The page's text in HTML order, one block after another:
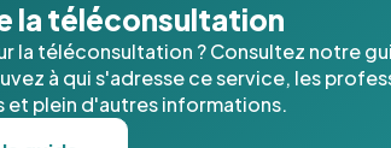
la téléconsultation
la téléconsultation ? Consultez notre
à qui s'adresse ce service, les
et plein d'autres informations.